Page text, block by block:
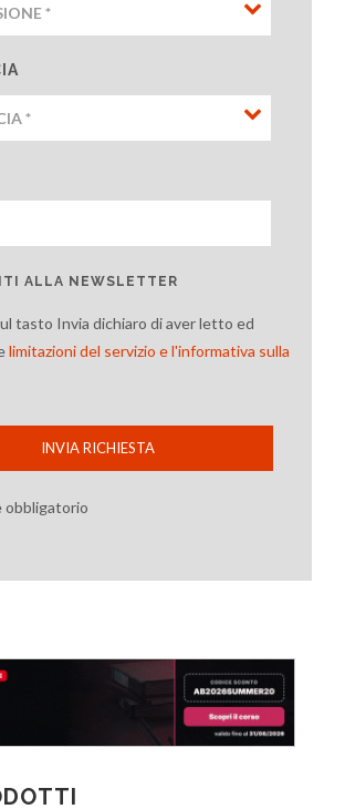
ALLA NEWSLETTER
tasto Invia dichiaro di aver letto ed
limitazioni del servizio e l'informativa sulla
INVIA RICHIESTA
obbligatorio